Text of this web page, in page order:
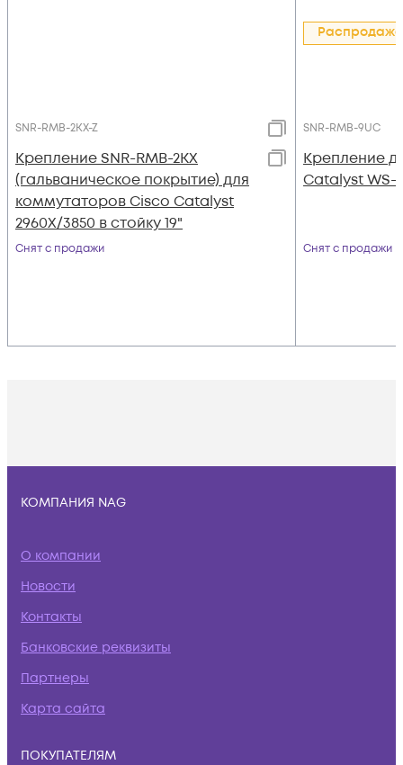
SNR-RMB-2KX-Z
Крепление SNR-RMB-2KX
(гальваническое покрытие) для
коммутаторов Cisco Catalyst
2960X/3850 в стойку 19"
Снят с продажи
SNR-RMB-9UC
Крепление
Catalyst WS-
Снят с продажи
КОМПАНИЯ NAG
О компании
Новости
Контакты
Банковские реквизиты
Партнеры
Карта сайта
ПОКУПАТЕЛЯМ